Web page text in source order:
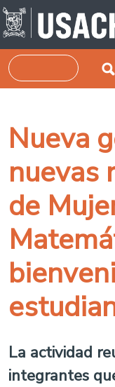
Pasar al contenido
Buscar
Nueva
nuevas
de
La actividad
integrantes